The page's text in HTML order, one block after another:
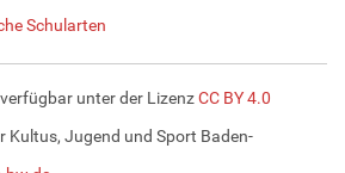
Schularten
unter der LizenzCC BY 4.0
Kultus, Jugend und Sport Baden-